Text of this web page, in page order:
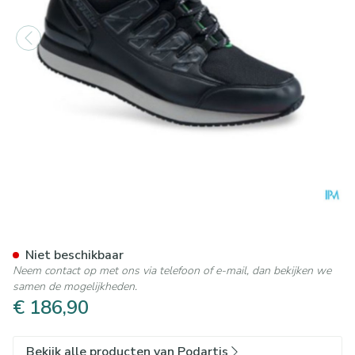
€ 186,90
Niet beschikbaar
Neem contact op met ons via telefoon of e-mail, dan bekijken we
samen de mogelijkheden.